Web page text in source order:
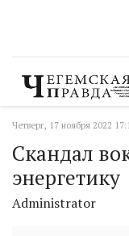
Четверг, 17 ноября 2022
Скандал
энергетику
Administrator